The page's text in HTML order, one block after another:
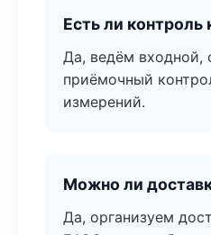
Есть ли контроль
Да, ведём входной,
приёмочный
измерений.
Можно ли
Да, организуем